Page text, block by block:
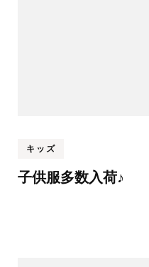
キッズ
子供服多数入荷♪